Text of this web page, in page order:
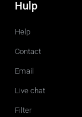
Hulp
Help
Contact
Email
Live chat
Filter